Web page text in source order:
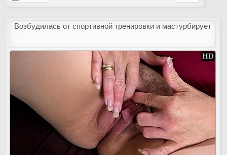
Возбудилась от спортивной тренировки и мастурбирует